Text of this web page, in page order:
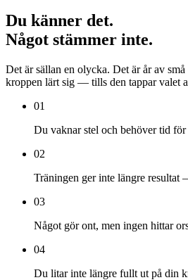
Du känner det.
Något stämmer inte.
Det är sällan en olycka. Det är år av
kroppen lärt sig — tills den tappar valet
01
Du vaknar stel och behöver tid
02
Träningen ger inte längre resultat
03
Något gör ont, men ingen hittar
04
Du litar inte längre fullt ut på din